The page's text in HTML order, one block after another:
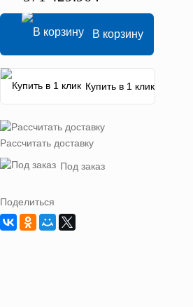
В корзину
Купить в 1 клик
Рассчитать доставку
Под заказ
Поделиться